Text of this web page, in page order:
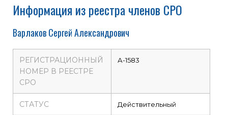
Информация из реестра членов СРО
Варлаков Сергей Александрович
РЕГИСТРАЦИОННЫЙ
НОМЕР В РЕЕСТРЕ
СРО
А-1583
СТАТУС Действительный